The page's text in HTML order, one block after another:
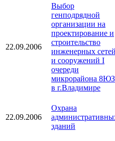
22.09.2006
Выбор
генподрядной
организации на
проектирование и
строительство
инженерных сетей
и сооружений I
очереди
микрорайона 8ЮЗ
в г.Владимире
22.09.2006
Охрана
зданий